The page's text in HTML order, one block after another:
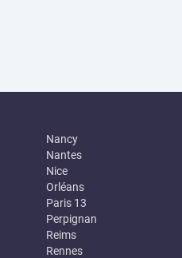
Nancy
Nantes
Nice
Orléans
Paris 13
Perpignan
Reims
Rennes